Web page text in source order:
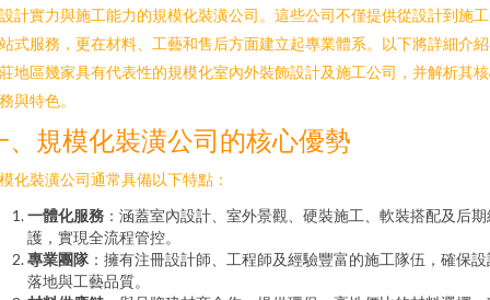
計實力與施工能力的規模化裝潢公司。這些公司不僅提供從設計到施
式服務，更在材料、工藝和售后方面建立起專業體系。以下將詳細介
地區幾家具有代表性的規模化室內外裝飾設計及施工公司，并解析其
與特色。
、規模化裝潢公司的核心優勢
化裝潢公司通常具備以下特點：
一體化服務 ：涵蓋室內設計、室外景觀、硬裝施工、軟裝搭配及后期
護，實現全流程管控。
專業團隊 ：擁有注冊設計師、工程師及經驗豐富的施工隊伍，確保設
落地與工藝品質。